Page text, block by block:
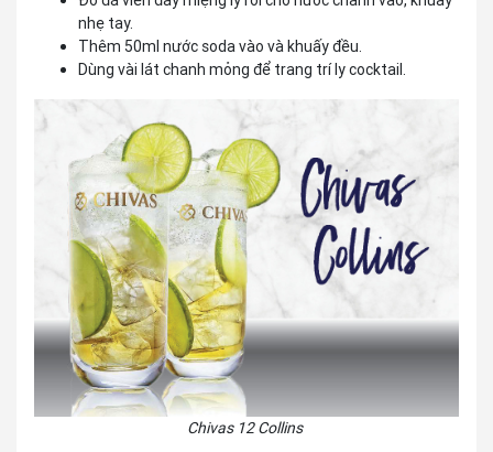
nhẹ tay.
Thêm 50ml nước soda vào và khuấy đều.
Dùng vài lát chanh mỏng để trang trí ly cocktail.
Chivas 12 Collins